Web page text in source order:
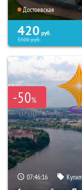
Достоевская
420 руб.
3300руб.
-50%
07:46:15